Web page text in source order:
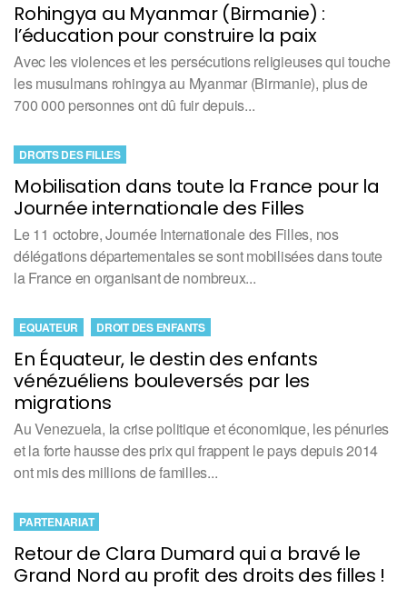
Rohingya au Myanmar (Birmanie) :
l’éducation pour construire la paix
Avec les violences et les persécutions religieuses qui touche
les musulmans rohingya au Myanmar (Birmanie), plus de
700 000 personnes ont dû fuir depuis...
Mobilisation dans toute la France pour la
Journée internationale des Filles
DROITS DES FILLES
Le 11 octobre, Journée Internationale des Filles, nos
délégations départementales se sont mobilisées dans toute
la France en organisant de nombreux...
En Équateur, le destin des enfants
vénézuéliens bouleversés par les
migrations
EQUATEUR DROIT DES ENFANTS
Au Venezuela, la crise politique et économique, les pénuries
et la forte hausse des prix qui frappent le pays depuis 2014
ont mis des millions de familles...
Retour de Clara Dumard qui a bravé le
Grand Nord au profit des droits des filles !
PARTENARIAT